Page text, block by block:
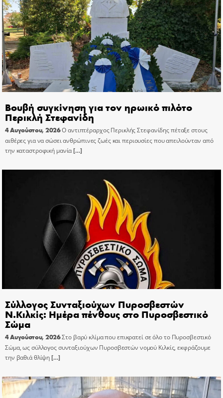
Βουβή συγκίνηση για τον ηρωικό πιλότο
Περικλή Στεφανίδη
4 Αυγούστου, 2026Ο αντιπτέραρχος Περικλής Στεφανίδης πέταξε στους
αιθέρες για να σώσει ανθρώπινες ζωές και περιουσίες που απειλούνταν από
την καταστροφική μανία[…]
Σύλλογος Συνταξιούχων Πυροσβεστών
Ν.Κιλκίς: Ημέρα πένθους στο Πυροσβεστικό
Σώμα
4 Αυγούστου, 2026Στο βαρύ κλίμα που επικρατεί σε όλο το Πυροσβεστικό
Σώμα, ως σύλλογος συνταξιούχων Πυροσβεστών νομού Κιλκίς, εκφράζουμε
την βαθιά θλίψη[…]